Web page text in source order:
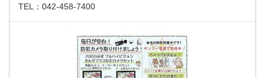
TEL： 042-458-7400